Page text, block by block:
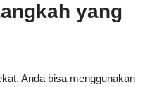
yang
Anda bisa menggunakan